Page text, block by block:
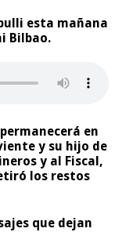
esta mañana
Bilbao.
en
y su hijo de
y al Fiscal,
los restos
que dejan